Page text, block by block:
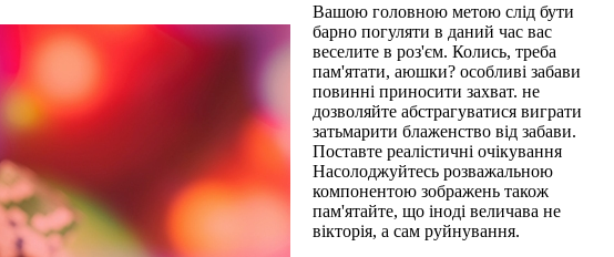
Вашою головною метою слід бути
барно погуляти в даний час вас
веселите в роз'єм. Колись, треба
пам'ятати, аюшки? особливі забави
повинні приносити захват. не
дозволяйте абстрагуватися виграти
затьмарити блаженство від забави.
Поставте реалістичні очікування
Насолоджуйтесь розважальною
компонентою зображень також
пам'ятайте, що іноді величава не
вікторія, а сам руйнування.